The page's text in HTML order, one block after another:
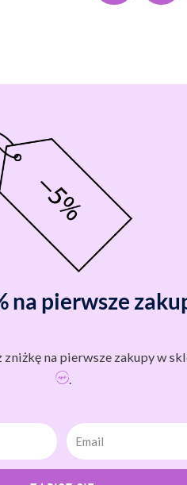
na pierwsze
na pierwsze zakupy w
.